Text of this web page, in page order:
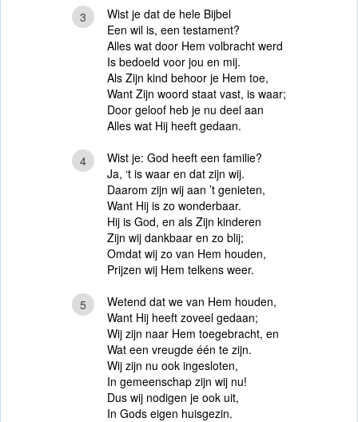
3
Wist je dat de hele Bijbel
Een wil is, een testament?
Alles wat door Hem volbracht werd
Is bedoeld voor jou en mij.
Als Zijn kind behoor je Hem toe,
Want Zijn woord staat vast, is waar;
Door geloof heb je nu deel aan
Alles wat Hij heeft gedaan.
4
Wist je: God heeft een familie?
Ja, ‘t is waar en dat zijn wij.
Daarom zijn wij aan ’t genieten,
Want Hij is zo wonderbaar.
Hij is God, en als Zijn kinderen
Zijn wij dankbaar en zo blij;
Omdat wij zo van Hem houden,
Prijzen wij Hem telkens weer.
5
Wetend dat we van Hem houden,
Want Hij heeft zoveel gedaan;
Wij zijn naar Hem toegebracht, en
Wat een vreugde één te zijn.
Wij zijn nu ook ingesloten,
In gemeenschap zijn wij nu!
Dus wij nodigen je ook uit,
In Gods eigen huisgezin.